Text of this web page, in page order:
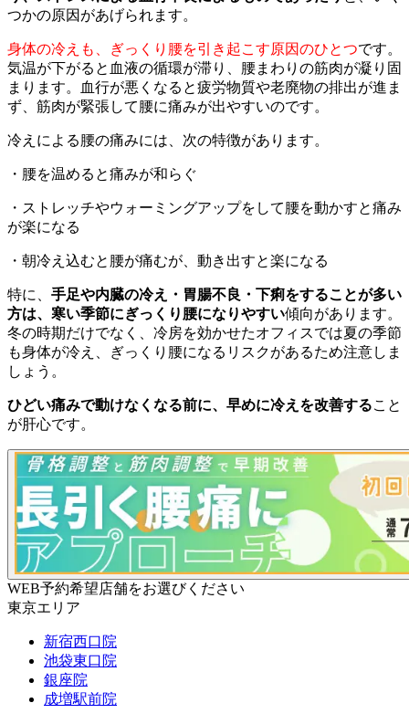
つかの原因があげられます。
身体の冷えも、ぎっくり腰を引き起こす原因のひとつです。
気温が下がると血液の循環が滞り、腰まわりの筋肉が凝り固
まります。血行が悪くなると疲労物質や老廃物の排出が進ま
ず、筋肉が緊張して腰に痛みが出やすいのです。
冷えによる腰の痛みには、次の特徴があります。
・腰を温めると痛みが和らぐ
・ストレッチやウォーミングアップをして腰を動かすと痛み
が楽になる
・朝冷え込むと腰が痛むが、動き出すと楽になる
特に、 手足や内臓の冷え・胃腸不良・下痢をすることが多い
方は、寒い季節にぎっくり腰になりやすい傾向があります。
冬の時期だけでなく、冷房を効かせたオフィスでは夏の季節
も身体が冷え、ぎっくり腰になるリスクがあるため注意しま
しょう。
ひどい痛みで動けなくなる前に、早めに冷えを改善すること
が肝心です。
WEB予約希望店舗をお選びください
東京エリア
新宿西口院
池袋東口院
銀座院
成増駅前院